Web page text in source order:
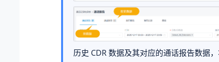
历史 CDR 数据及其对应的通话报告数据